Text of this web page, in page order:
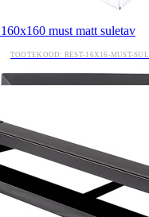
must matt suletav
TOOTEKOOD: REST-16X16-MUST-SUL